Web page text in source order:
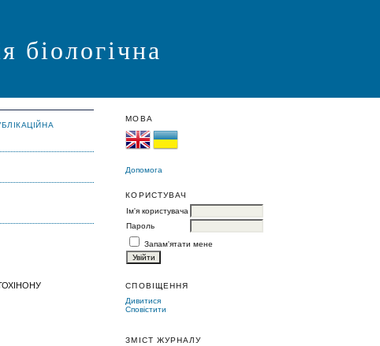
біологічна
МОВА
Допомога
КОРИСТУВАЧ
Ім'я користувача
Пароль
Запам'ятати мене
СПОВІЩЕННЯ
Дивитися
Сповістити
ЗМІСТ ЖУРНАЛУ